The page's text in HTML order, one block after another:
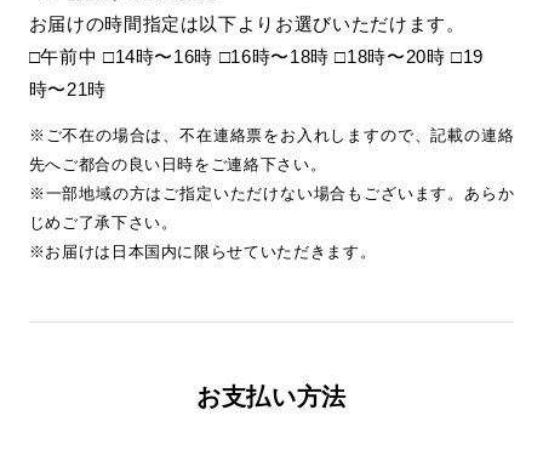
お届けの時間指定は以下よりお選びいただけます。
□午前中 □14時〜16時 □16時〜18時 □18時〜20時 □19
時〜21時
※ご不在の場合は、不在連絡票をお入れしますので、記載の連絡
先へご都合の良い日時をご連絡下さい。
※一部地域の方はご指定いただけない場合もございます。あらか
じめご了承下さい。
※お届けは日本国内に限らせていただきます。
お支払い方法